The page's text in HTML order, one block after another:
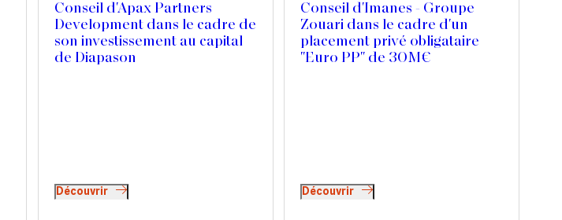
Conseil d'Apax Partners
Development dans le cadre de
son investissement au capital
de Diapason
Découvrir
Conseil d'Imanes - Groupe
Zouari dans le cadre d'un
placement privé obligataire
"Euro PP" de 30M€
Découvrir